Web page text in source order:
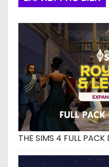
THE SIMS 4 FULL PACK